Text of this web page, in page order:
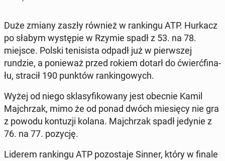
Duże zmiany zaszły również w ran­kin­gu ATP. Hurkacz
po słabym wy­stę­pie w Rzymie spadł z 53. na 78.
miejsce. Polski te­ni­si­sta odpadł już w pierw­szej
rundzie, a po­nie­waż przed rokiem dotarł do ćwierć­fi­na­
łu, stracił 190 punktów ran­kin­go­wych.
Wyżej od niego skla­sy­fi­ko­wa­ny jest obecnie Kamil
Maj­chrzak, mimo że od ponad dwóch mie­się­cy nie gra
z powodu kon­tu­zji kolana. Maj­chrzak spadł jedynie z
76. na 77. pozycję.
Liderem ran­kin­gu ATP po­zo­sta­je Sinner, który w finale